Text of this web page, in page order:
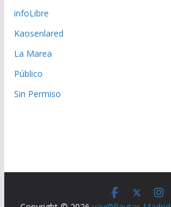
infoLibre
Kaosenlared
La Marea
Público
Sin Permiso